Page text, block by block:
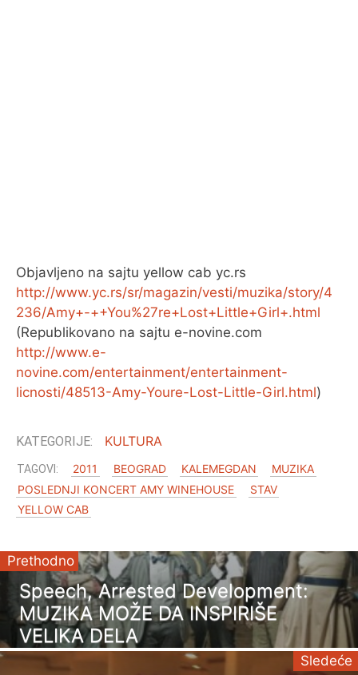
Objavljeno na sajtu yellow cab yc.rs
http://www.yc.rs/sr/magazin/vesti/muzika/story/4
236/Amy+-++You%27re+Lost+Little+Girl+.html
(Republikovano na sajtu e-novine.com
http://www.e-
novine.com/entertainment/entertainment-
licnosti/48513-Amy-Youre-Lost-Little-Girl.html)
KULTURA
2011 BEOGRAD KALEMEGDAN
MUZIKA
POSLEDNJI KONCERT AMY WINEHOUSE
STAV
YELLOW CAB
Prethodno
Speech, Arrested Development:
MUZIKA MOŽE DA INSPIRIŠE
VELIKA DELA
Sledeće